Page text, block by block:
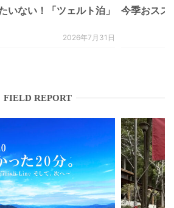
いない！「ツェルト泊」
2026年7月31日
今季おスス
FIELD REPORT